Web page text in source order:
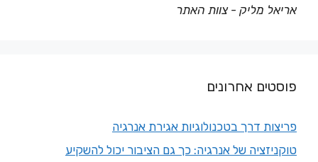
אריאל מליק - צוות האתר
פוסטים אחרונים
פריצות דרך בטכנולוגיות אגירת אנרגיה
טוקניזציה של אנרגיה: כך גם הציבור יכול להשקיע